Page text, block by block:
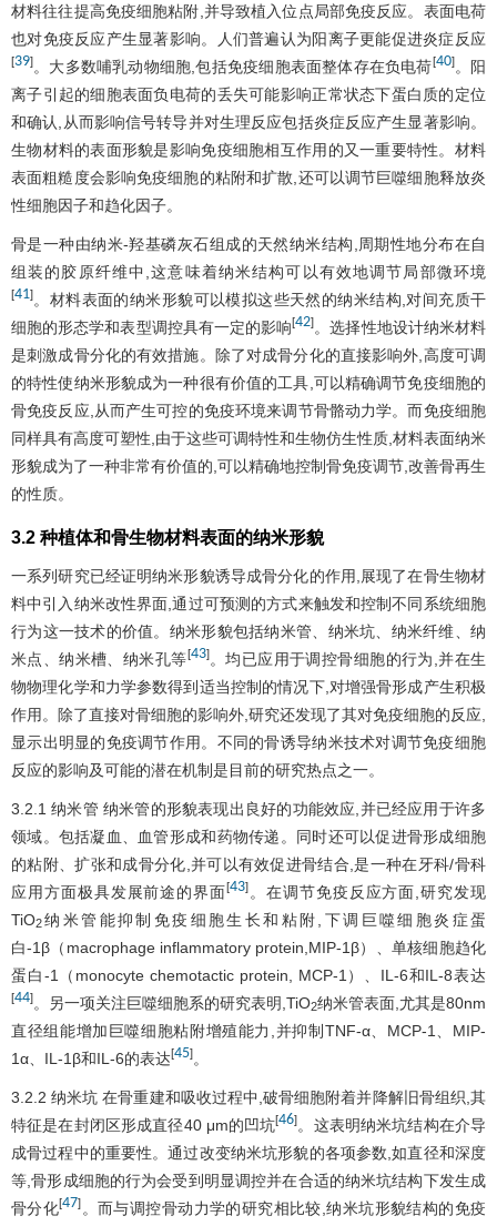
材料往往提高免疫细胞粘附,并导致植入位点局部免疫反应。表面电荷
也对免疫反应产生显著影响。人们普遍认为阳离子更能促进炎症反应
[39] 。大多数哺乳动物细胞,包括免疫细胞表面整体存在负电荷[40]。阳
离子引起的细胞表面负电荷的丢失可能影响正常状态下蛋白质的定位
和确认,从而影响信号转导并对生理反应包括炎症反应产生显著影响。
生物材料的表面形貌是影响免疫细胞相互作用的又一重要特性。材料
表面粗糙度会影响免疫细胞的粘附和扩散,还可以调节巨噬细胞释放炎
性细胞因子和趋化因子。
骨是一种由纳米-羟基磷灰石组成的天然纳米结构,周期性地分布在自
组装的胶原纤维中,这意味着纳米结构可以有效地调节局部微环境
[41] 。材料表面的纳米形貌可以模拟这些天然的纳米结构,对间充质干
细胞的形态学和表型调控具有一定的影响[42] 。选择性地设计纳米材料
是刺激成骨分化的有效措施。除了对成骨分化的直接影响外,高度可调
的特性使纳米形貌成为一种很有价值的工具,可以精确调节免疫细胞的
骨免疫反应,从而产生可控的免疫环境来调节骨骼动力学。而免疫细胞
同样具有高度可塑性,由于这些可调特性和生物仿生性质,材料表面纳米
形貌成为了一种非常有价值的,可以精确地控制骨免疫调节,改善骨再生
的性质。
3.2 种植体和骨生物材料表面的纳米形貌
一系列研究已经证明纳米形貌诱导成骨分化的作用,展现了在骨生物材
料中引入纳米改性界面,通过可预测的方式来触发和控制不同系统细胞
行为这一技术的价值。纳米形貌包括纳米管、纳米坑、纳米纤维、纳
米点、纳米槽、纳米孔等[43]。均已应用于调控骨细胞的行为,并在生
物物理化学和力学参数得到适当控制的情况下,对增强骨形成产生积极
作用。除了直接对骨细胞的影响外,研究还发现了其对免疫细胞的反应,
显示出明显的免疫调节作用。不同的骨诱导纳米技术对调节免疫细胞
反应的影响及可能的潜在机制是目前的研究热点之一。
3.2.1 纳米管 纳米管的形貌表现出良好的功能效应,并已经应用于许多
领域。包括凝血、血管形成和药物传递。同时还可以促进骨形成细胞
的粘附、扩张和成骨分化,并可以有效促进骨结合,是一种在牙科/骨科
应用方面极具发展前途的界面[43] 。在调节免疫反应方面,研究发现
TiO2纳米管能抑制免疫细胞生长和粘附,下调巨噬细胞炎症蛋
白-1β（macrophage inflammatory protein,MIP-1β）、单核细胞趋化
蛋白-1（monocyte chemotactic protein, MCP-1）、IL-6和IL-8表达
[44] 。另一项关注巨噬细胞系的研究表明,TiO2纳米管表面,尤其是80nm
直径组能增加巨噬细胞粘附增殖能力,并抑制TNF-α、MCP-1、MIP-
1α、IL-1β和IL-6的表达[45] 。
3.2.2 纳米坑 在骨重建和吸收过程中,破骨细胞附着并降解旧骨组织,其
特征是在封闭区形成直径40 μm的凹坑[46] 。这表明纳米坑结构在介导
成骨过程中的重要性。通过改变纳米坑形貌的各项参数,如直径和深度
等,骨形成细胞的行为会受到明显调控并在合适的纳米坑结构下发生成
骨分化[47] 。而与调控骨动力学的研究相比较,纳米坑形貌结构的免疫